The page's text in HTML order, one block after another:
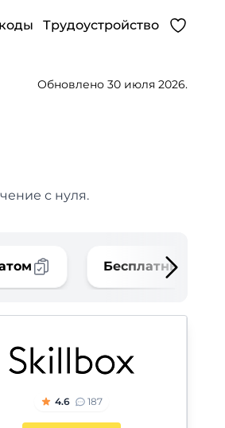
Трудоустройство
Обновлено 30 июля 2026.
с нуля.
Бесплатные
4.6 187